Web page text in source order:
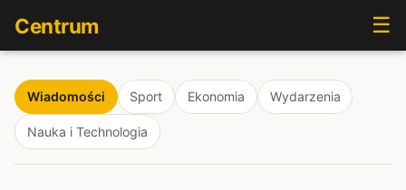
Centrum ☰
Wiadomości Sport Ekonomia Wydarzenia
Nauka i Technologia